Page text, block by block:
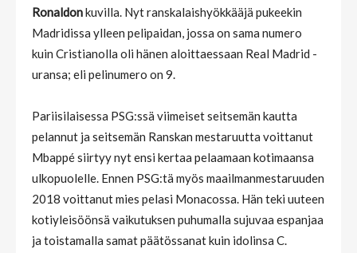
Ronaldonkuvilla. Nyt ranskalaishyökkääjä pukeekin
Madridissa ylleen pelipaidan, jossa on sama numero
kuin Cristianolla oli hänen aloittaessaan Real Madrid -
uransa; eli pelinumero on 9.
Pariisilaisessa PSG:ssä viimeiset seitsemän kautta
pelannut ja seitsemän Ranskan mestaruutta voittanut
Mbappé siirtyy nyt ensi kertaa pelaamaan kotimaansa
ulkopuolelle. Ennen PSG:tä myös maailmanmestaruuden
2018 voittanut mies pelasi Monacossa. Hän teki uuteen
kotiyleisöönsä vaikutuksen puhumalla sujuvaa espanjaa
ja toistamalla samat päätössanat kuin idolinsa C.